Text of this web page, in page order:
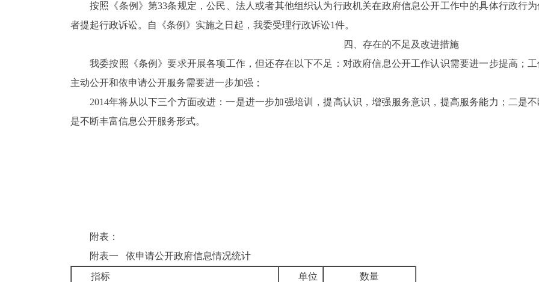
按照《条例》第33条规定，公民、法人或者其他组织认为行政机关在政府信息公开工作中的具体行政行
者提起行政诉讼。自《条例》实施之日起，我委受理行政诉讼1件。
四、存在的不足及改进措施
我委按照《条例》要求开展各项工作，但还存在以下不足：对政府信息公开工作认识需要进一步提高；
主动公开和依申请公开服务需要进一步加强；
2014年将从以下三个方面改进：一是进一步加强培训，提高认识，增强服务意识，提高服务能力；二是
是不断丰富信息公开服务形式。
附表：
附表一
依申请公开政府信息情况统计
指标
单位
数量